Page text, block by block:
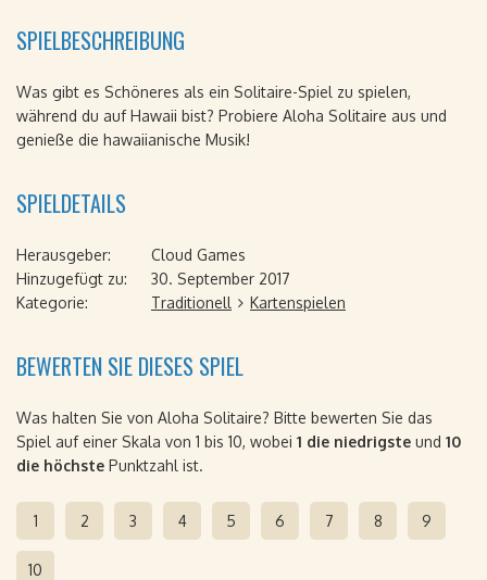
SPIELBESCHREIBUNG
Was gibt es Schöneres als ein Solitaire-Spiel zu spielen,
während du auf Hawaii bist? Probiere Aloha Solitaire aus und
genieße die hawaiianische Musik!
SPIELDETAILS
Herausgeber:
Cloud Games
Hinzugefügt zu:
30. September 2017
Kategorie:
Traditionell Kartenspielen
BEWERTEN SIE DIESES SPIEL
Was halten Sie von Aloha Solitaire? Bitte bewerten Sie das
Spiel auf einer Skala von 1 bis 10, wobei 1 die niedrigste und 10
die höchste Punktzahl ist.
1 2 3 4 5 6 7 8 9
10